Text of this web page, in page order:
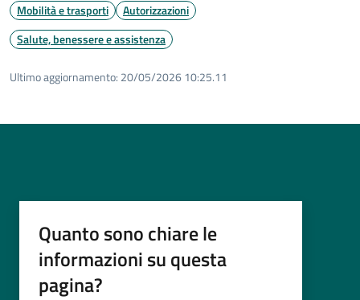
Mobilità e trasporti
Autorizzazioni
Salute, benessere e assistenza
Ultimo aggiornamento: 20/05/2026 10:25.11
Quanto sono chiare le
informazioni su questa
pagina?